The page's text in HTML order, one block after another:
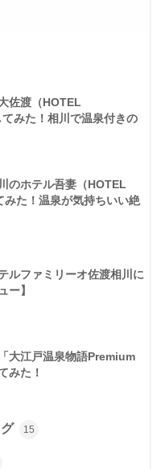
佐渡（HOTEL
みた！相川で温泉付きの
のホテル吾妻（HOTEL
た！温泉が気持ちいい絶
ルファミリーオ佐渡相川に
ー】
大江戸温泉物語Premium
みた！
15